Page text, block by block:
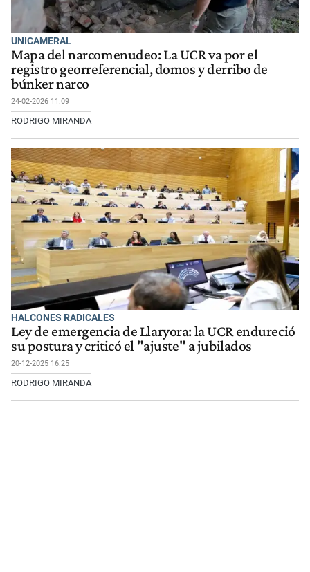
UNICAMERAL
Mapa del narcomenudeo: La UCR va por el
registro georreferencial, domos y derribo de
búnker narco
24-02-2026 11:09
RODRIGO MIRANDA
HALCONES RADICALES
Ley de emergencia de Llaryora: la UCR endureció
su postura y criticó el "ajuste" a jubilados
20-12-2025 16:25
RODRIGO MIRANDA